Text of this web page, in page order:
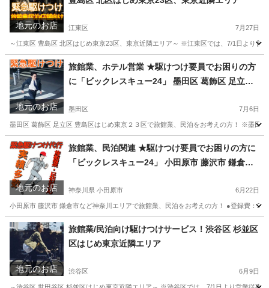
地元のお店 江東区 7月27日
～江東区 豊島区 北区はじめ東京23区、東京近隣エリア～ ※江東区では、7/1日より営
東京 江東区 その他 ホスト
地元のお店
旅館業、ホテル営業 ★駆けつけ要員でお困りの方
に「ビックレスキュー24」 墨田区 葛飾区 足立区
墨田区 7月6日
墨田区 葛飾区 足立区 豊島区はじめ東京２３区で旅館業、民泊をお考えの方！ ※墨田
東京 墨田区 その他
地元のお店
旅館業、民泊関連 ★駆けつけ要員でお困りの方に
「ビックレスキュー24」 小田原市 藤沢市 鎌倉市
神奈川県 小田原市 6月22日
小田原市 藤沢市 鎌倉市など神奈川エリアで旅館業、民泊をお考えの方！ ●登録費：
神奈川 小田原市 その他 ホスト
地元のお店
旅館業/民泊向け駆けつけサービス！渋谷区 杉並区
区はじめ東京近隣エリア
渋谷区 6月9日